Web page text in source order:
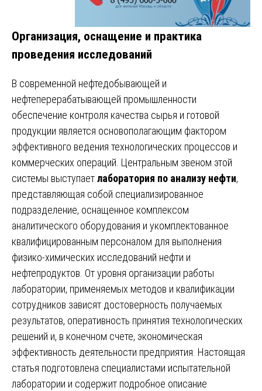
Организация, оснащение и практика
проведения исследований
В современной нефтедобывающей и
нефтеперерабатывающей промышленности
обеспечение контроля качества сырья и готовой
продукции является основополагающим фактором
эффективного ведения технологических процессов и
коммерческих операций. Центральным звеном этой
системы выступаетлаборатория по анализу нефти,
представляющая собой специализированное
подразделение, оснащенное комплексом
аналитического оборудования и укомплектованное
квалифицированным персоналом для выполнения
физико-химических исследований нефти и
нефтепродуктов. От уровня организации работы
лаборатории, применяемых методов и квалификации
сотрудников зависят достоверность получаемых
результатов, оперативность принятия технологических
решений и, в конечном счете, экономическая
эффективность деятельности предприятия. Настоящая
статья подготовлена специалистами испытательной
лаборатории и содержит подробное описание